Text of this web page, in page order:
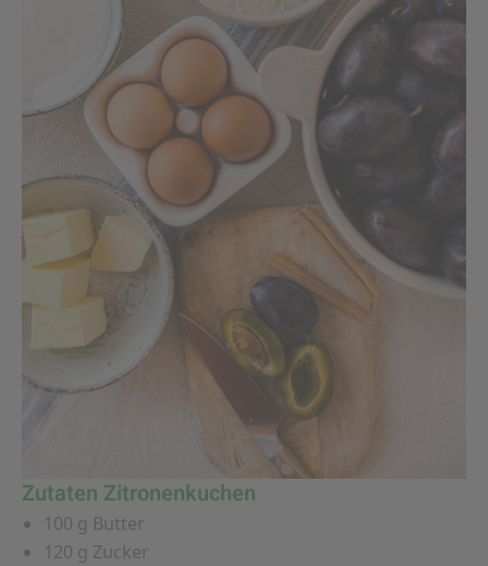
Zutaten Zitronenkuchen
100 g Butter
120 g Zucker